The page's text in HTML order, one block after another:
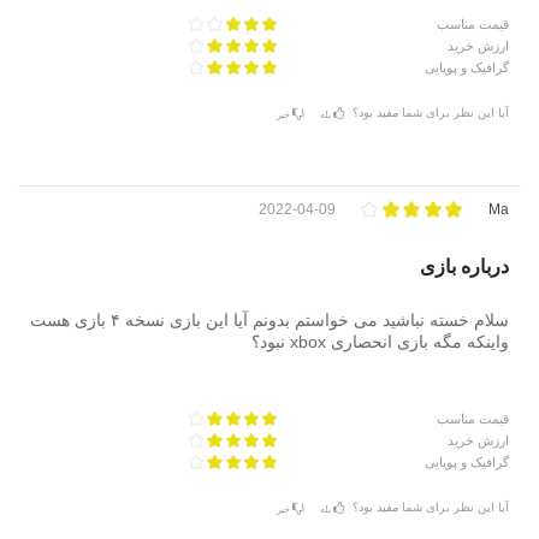
قیمت مناسب
ارزش خرید
گرافیک و پویایی
آیا این نظر برای شما مفید بود؟ بله خیر
Ma
2022-04-09
درباره بازی
سلام خسته نباشید می خواستم بدونم آیا این بازی نسخه ۴ بازی هست
واینکه مگه بازی انحصاری xbox نبود؟
قیمت مناسب
ارزش خرید
گرافیک و پویایی
آیا این نظر برای شما مفید بود؟ بله خیر